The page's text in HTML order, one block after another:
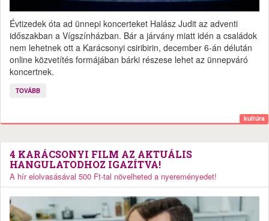
Évtizedek óta ad ünnepi koncerteket Halász Judit az adventi
időszakban a Vígszínházban. Bár a járvány miatt idén a családok
nem lehetnek ott a Karácsonyi csiribirin, december 6-án délután
online közvetítés formájában bárki részese lehet az ünnepváró
koncertnek.
TOVÁBB
kultúra
4 KARÁCSONYI FILM AZ AKTUÁLIS
HANGULATODHOZ IGAZÍTVA!
A hír elolvasásával 500 Ft-tal növelheted a nyereményedet!